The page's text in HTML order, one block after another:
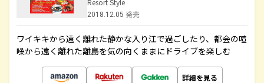
Resort Style
2018.12.05 発売
ワイキキから遠く離れた静かな入り江で過ごしたり、都会の喧
噪から遠く離れた離島を気の向くままにドライブを楽しむ
詳細を見る